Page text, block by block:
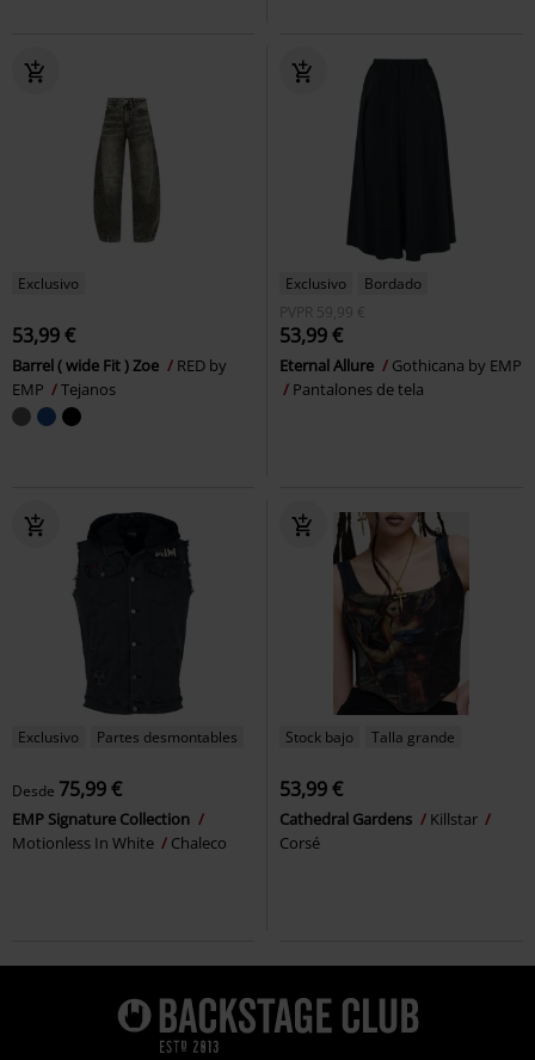
Exclusivo
53,99 €
Barrel ( wide Fit ) Zoe
RED by
EMP
Tejanos
Exclusivo
Bordado
PVPR
59,99 €
53,99 €
Eternal Allure
Gothicana by EMP
Pantalones de tela
Exclusivo Partes desmontables
Desde 75,99 €
EMP Signature Collection
Motionless In White
Chaleco
Stock bajo Talla grande
53,99 €
Cathedral Gardens
Killstar
Corsé